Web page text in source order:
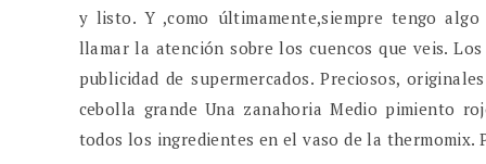
y listo. Y ,como últimamente,siempre tengo
llamar la atención sobre los cuencos que veis.
publicidad de supermercados. Preciosos,
cebolla grande Una zanahoria Medio pimiento
todos los ingredientes en el vaso de la thermomix.